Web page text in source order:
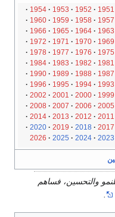
1951
1952
1953
1954
1957
1958
1959
1960
1963
1964
1965
1966
1969
1970
1971
1972
1975
1976
1977
1978
1981
1982
1983
1984
1987
1988
1989
1990
1993
1994
1995
1996
1999
2000
2001
2002
2005
2006
2007
2008
2011
2012
2013
2014
2017
2018
2019
2020
2023
2024
2025
2026
والتحسين، فساهم
.